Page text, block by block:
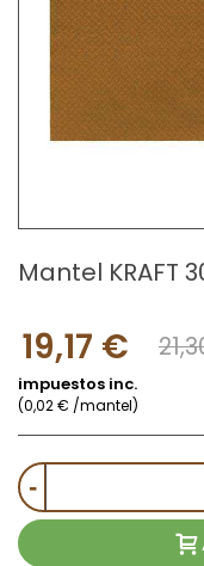
Mantel KRAFT
19,17 €
impuestos inc.
(0,02 € /mantel)
-